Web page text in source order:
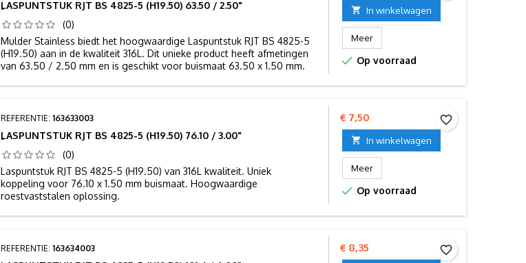
LASPUNTSTUK RJT BS 4825-5 (H19.50) 63.50 / 2.50"
(0)
Mulder Stainless biedt het hoogwaardige Laspuntstuk RJT BS 4825-5
(H19.50) aan in de kwaliteit 316L. Dit unieke product heeft afmetingen
van 63.50 / 2.50 mm en is geschikt voor buismaat 63.50 x 1.50 mm.
 In winkelwagen
Meer
 Op voorraad
REFERENTIE:163633003
LASPUNTSTUK RJT BS 4825-5 (H19.50) 76.10 / 3.00"
(0)
Laspuntstuk RJT BS 4825-5 (H19.50) van 316L kwaliteit. Uniek
koppeling voor 76.10 x 1.50 mm buismaat. Hoogwaardige
roestvaststalen oplossing.
Prijs
€ 7,50
 In winkelwagen
Meer
 Op voorraad
favorite_border
REFERENTIE:163634003 Prijs
€ 8,35 favorite_border